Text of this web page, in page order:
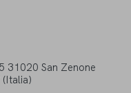
31020 San Zenone